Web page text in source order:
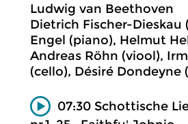
Ludwig van Beethoven
Dietrich Fischer-Dieskau
Engel (piano), Helmut
Andreas Röhn (viool),
(cello), Désiré Dondeyne
07:30 Schottische